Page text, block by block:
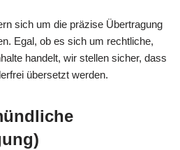
sich um die präzise Übertragung
Egal, ob es sich um rechtliche,
handelt, wir stellen sicher, dass
übersetzt werden.